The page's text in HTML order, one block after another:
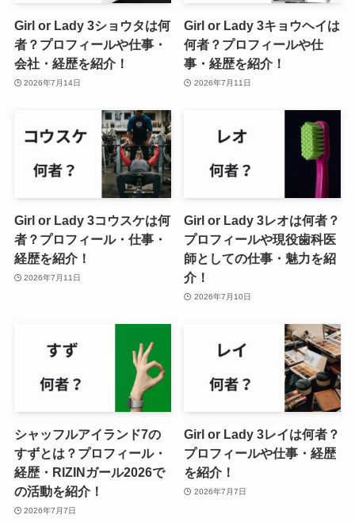
Girl or Lady 3ショウタは何
者？プロフィールや仕事・
会社・経歴を紹介！
2026年7月14日
Girl or Lady 3キョウヘイは
何者？プロフィールや仕
事・経歴を紹介！
2026年7月11日
Girl or Lady 3コウスケは何
者？プロフィール・仕事・
経歴を紹介！
2026年7月11日
Girl or Lady 3レオは何者？
プロフィールや現役歯科医
師としての仕事・魅力を紹
介！
2026年7月10日
シャッフルアイランド7の
すずとは？プロフィール・
経歴・RIZINガール2026で
の活動を紹介！
2026年7月7日
Girl or Lady 3レイは何者？
プロフィールや仕事・経歴
を紹介！
2026年7月7日